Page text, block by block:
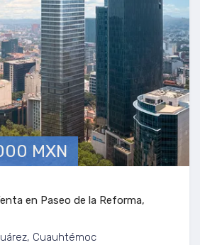
MXN
en Paseo de la Reforma,
Cuauhtémoc